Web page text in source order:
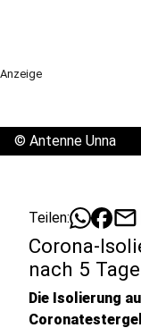
Anzeige
© Antenne Unna
Teilen: mail
Corona-
nach 5
Die Isolierung